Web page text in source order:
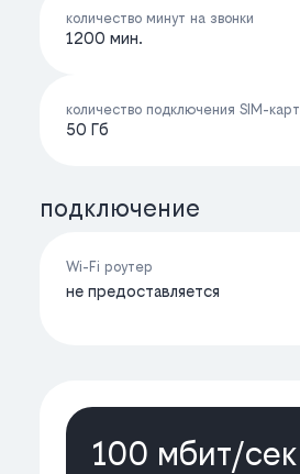
количество минут на звонки
1200 мин.
количество подключения SIM-карт
50 Гб
подключение
Wi-Fi роутер
не предоставляется
100 мбит/cек